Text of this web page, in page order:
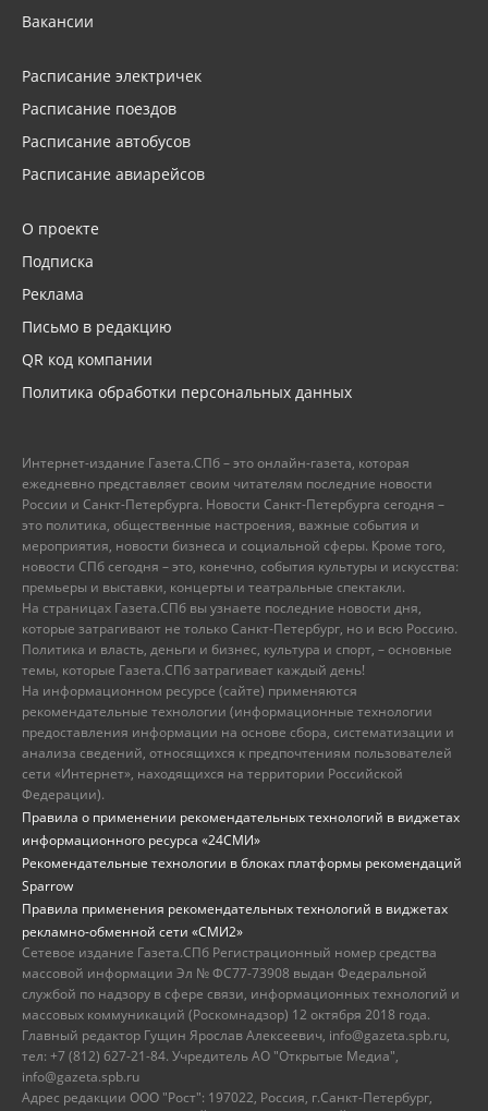
Вакансии
Расписание электричек
Расписание поездов
Расписание автобусов
Расписание авиарейсов
О проекте
Подписка
Реклама
Письмо в редакцию
QR код компании
Политика обработки персональных данных
Интернет-издание Газета.СПб – это онлайн-газета, которая
ежедневно представляет своим читателям последние новости
России и Санкт-Петербурга. Новости Санкт-Петербурга сегодня –
это политика, общественные настроения, важные события и
мероприятия, новости бизнеса и социальной сферы. Кроме того,
новости СПб сегодня – это, конечно, события культуры и искусства:
премьеры и выставки, концерты и театральные спектакли.
На страницах Газета.СПб вы узнаете последние новости дня,
которые затрагивают не только Санкт-Петербург, но и всю Россию.
Политика и власть, деньги и бизнес, культура и спорт, – основные
темы, которые Газета.СПб затрагивает каждый день!
На информационном ресурсе (сайте) применяются
рекомендательные технологии (информационные технологии
предоставления информации на основе сбора, систематизации и
анализа сведений, относящихся к предпочтениям пользователей
сети «Интернет», находящихся на территории Российской
Федерации).
Правила о применении рекомендательных технологий в виджетах
информационного ресурса «24СМИ»
Рекомендательные технологии в блоках платформы рекомендаций
Sparrow
Правила применения рекомендательных технологий в виджетах
рекламно-обменной сети «СМИ2»
Сетевое издание Газета.СПб Регистрационный номер средства
массовой информации Эл № ФС77-73908 выдан Федеральной
службой по надзору в сфере связи, информационных технологий и
массовых коммуникаций (Роскомнадзор) 12 октября 2018 года.
Главный редактор Гущин Ярослав Алексеевич, info@gazeta.spb.ru,
тел: +7 (812) 627-21-84. Учредитель АО "Открытые Медиа",
info@gazeta.spb.ru
Адрес редакции ООО "Рост": 197022, Россия, г.Санкт-Петербург,